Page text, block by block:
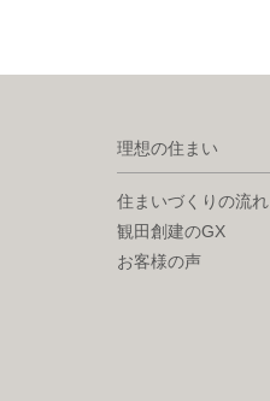
理想の住まい
住まいづくりの流れ
観田創建のGX
お客様の声